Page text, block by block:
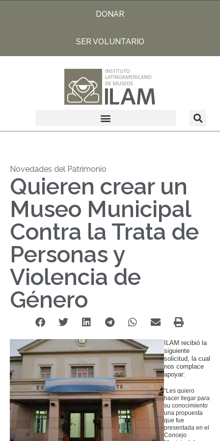
DONAR
SER VOLUNTARIO
Novedades del Patrimonio
Quieren crear un
Museo Municipal
Contra la Trata de
Personas y
Violencia de
Género
ILAM recibió la
siguiente
solicitud, la cual
nos complace
apoyar:
“Les quiero
hacer llegar para
su conocimiento
una propuesta
que fue
presentada en el
Concejo